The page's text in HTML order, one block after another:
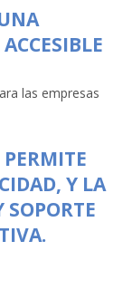
las empresas
Y LA